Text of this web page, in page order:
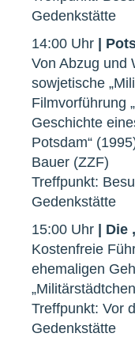
Gedenkstätte
14:00 Uhr |
Von Abzug und
sowjetische
Filmvorführung
Geschichte
Potsdam“
Bauer (ZZF)
Treffpunkt:
Gedenkstätte
15:00 Uhr | Die
Kostenfreie
ehemaligen
Treffpunkt: Vor
Gedenkstätte